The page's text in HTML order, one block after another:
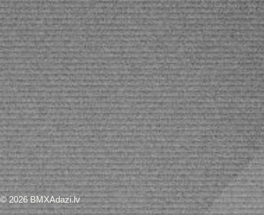
© 2026 BMXAdazi.lv